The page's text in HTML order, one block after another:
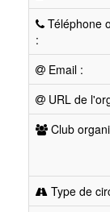
Téléphone
:
Email :
URL de
Club
Type de